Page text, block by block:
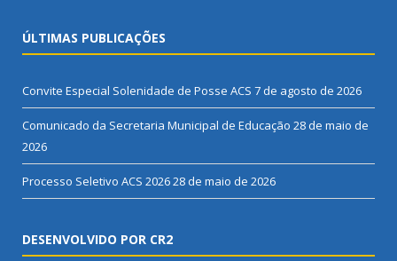
ÚLTIMAS PUBLICAÇÕES
Convite Especial Solenidade de Posse ACS 7 de agosto de 2026
Comunicado da Secretaria Municipal de Educação 28 de maio de
2026
Processo Seletivo ACS 202628 de maio de 2026
DESENVOLVIDO POR CR2